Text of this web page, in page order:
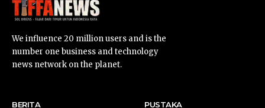
We influence 20 million users and is the
number one business and technology
news network on the planet.
BERITA
PUSTAKA